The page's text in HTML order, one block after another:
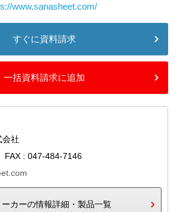
www.sanasheet.com/
すぐに資料請求
一括資料請求に追加
会社
: 047-484-7146
ーカーの情報詳細・製品一覧